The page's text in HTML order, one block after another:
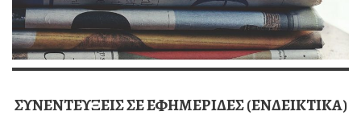
ΣΥΝΕΝΤΕΥΞΕΙΣ ΣΕ ΕΦΗΜΕΡΙΔΕΣ (ΕΝΔΕΙΚΤΙΚΑ)